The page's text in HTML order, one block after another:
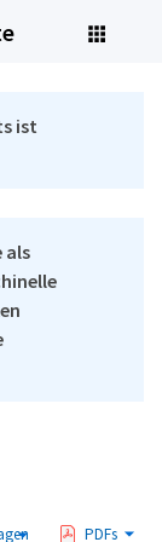
ist
als
PDFs